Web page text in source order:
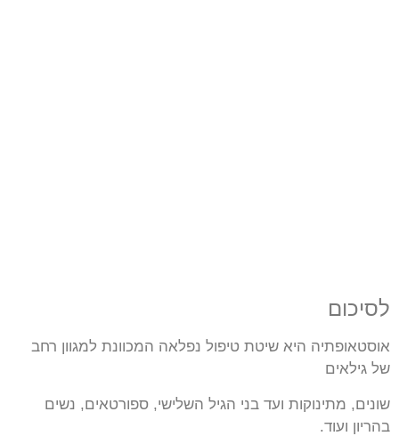
לסיכום
אוסטאופתיה היא שיטת טיפול נפלאה המכוונת למגוון רחב
של גילאים
שונים, מתינוקות ועד בני הגיל השלישי, ספורטאים, נשים
בהריון ועוד.